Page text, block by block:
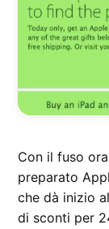
Con il fuso
preparato
che dà inizio
di sconti per